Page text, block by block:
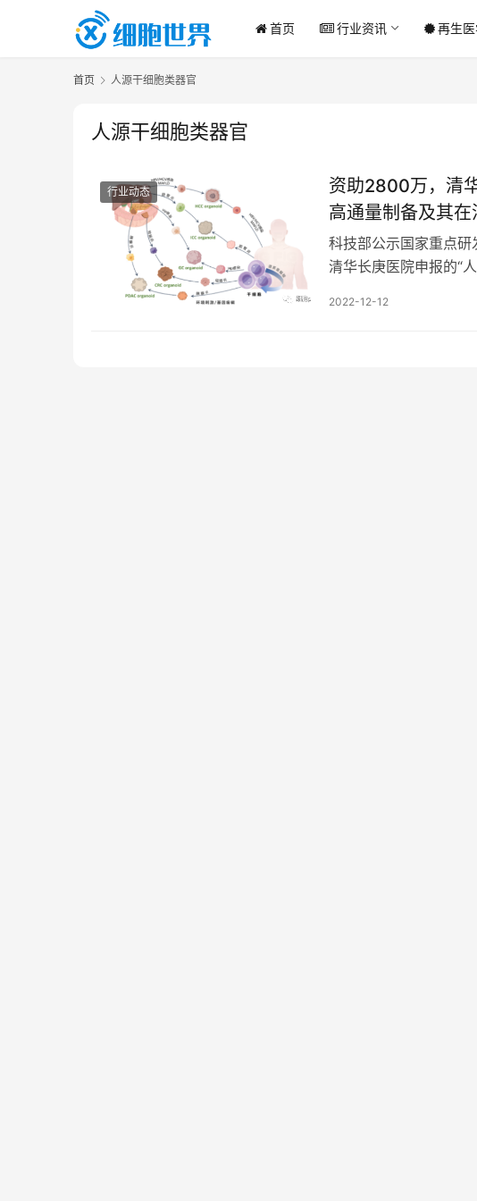
首页 行业资讯 再生
首页 人源干细胞类器官
人源干细胞类器官
行业动态
资助2800万，清
高通量制备及其
发计划
科技部公示国家重点
清华长庚医院申报的“
2022-12-12